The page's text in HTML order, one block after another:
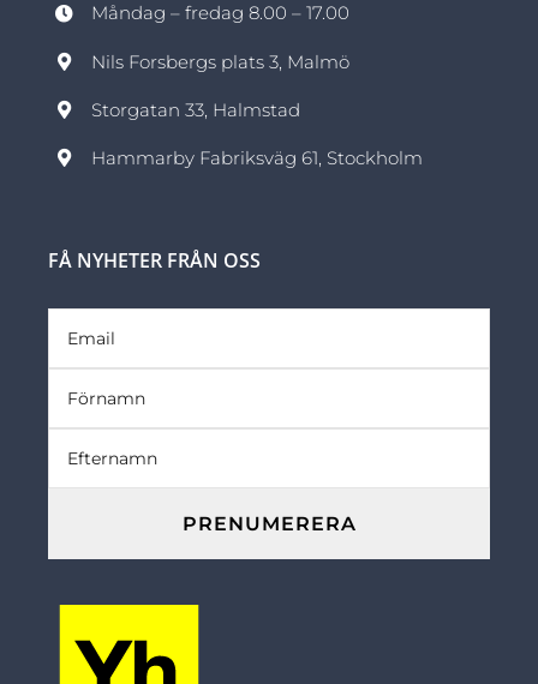
Måndag – fredag 8.00 – 17.00
Nils Forsbergs plats 3, Malmö
Storgatan 33, Halmstad
Hammarby Fabriksväg 61, Stockholm
FÅ NYHETER FRÅN OSS